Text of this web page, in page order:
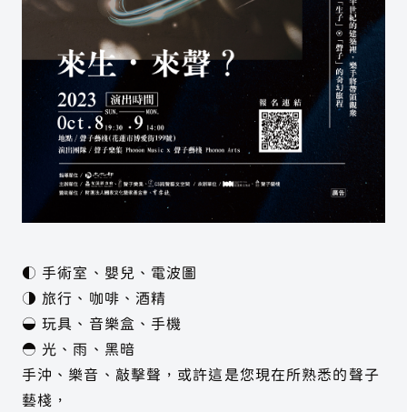
◐ 手術室、嬰兒、電波圖
◑ 旅行、咖啡、酒精
◒ 玩具、音樂盒、手機
◓ 光、雨、黑暗
手沖、樂音、敲擊聲，或許這是您現在所熟悉的聲子
藝棧，